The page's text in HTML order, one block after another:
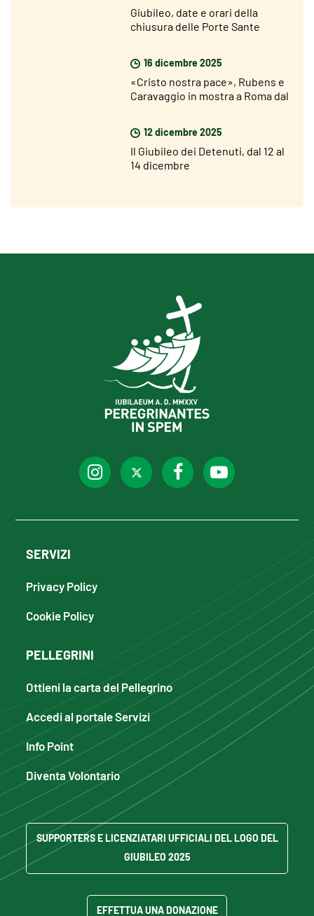
Giubileo, date e orari della
chiusura delle Porte Sante
16 dicembre 2025
«Cristo nostra pace», Rubens e
Caravaggio in mostra a Roma dal
12 dicembre 2025
Il Giubileo dei Detenuti, dal 12 al
14 dicembre
SERVIZI
Privacy Policy
Cookie Policy
PELLEGRINI
Ottieni la carta del Pellegrino
Accedi al portale Servizi
Info Point
Diventa Volontario
SUPPORTERS E LICENZIATARI UFFICIALI DEL LOGO DEL
GIUBILEO 2025
EFFETTUA UNA DONAZIONE